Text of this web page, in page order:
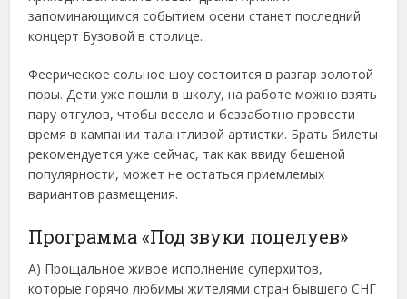
запоминающимся событием осени станет последний
концерт Бузовой в столице.
Феерическое сольное шоу состоится в разгар золотой
поры. Дети уже пошли в школу, на работе можно взять
пару отгулов, чтобы весело и беззаботно провести
время в кампании талантливой артистки. Брать билеты
рекомендуется уже сейчас, так как ввиду бешеной
популярности, может не остаться приемлемых
вариантов размещения.
Программа «Под звуки поцелуев»
А) Прощальное живое исполнение суперхитов,
которые горячо любимы жителями стран бывшего СНГ